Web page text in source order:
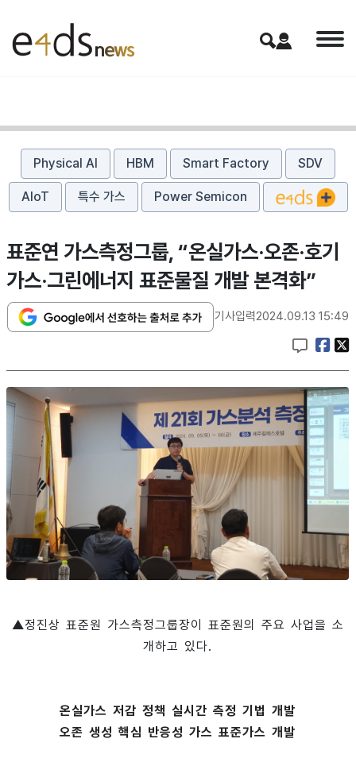
Physical AI HBM Smart Factory SDV
AIoT 특수 가스 Power Semicon
표준연 가스측정그룹, “온실가스·오존·호기
가스·그린에너지 표준물질 개발 본격화”
기사입력2024.09.13 15:49
▲정진상 표준원 가스측정그룹장이 표준원의 주요 사업을 소
개하고 있다.
온실가스 저감 정책 실시간 측정 기법 개발
오존 생성 핵심 반응성 가스 표준가스 개발